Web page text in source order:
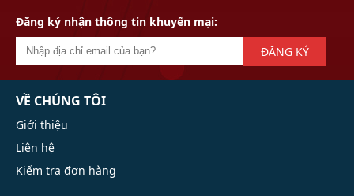
Đăng ký nhận thông tin khuyến mại:
ĐĂNG KÝ
VỀ CHÚNG TÔI
Giới thiệu
Liên hệ
Kiểm tra đơn hàng